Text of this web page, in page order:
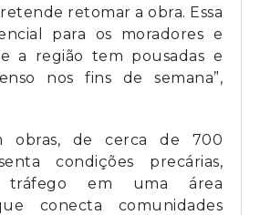
retomar a obra. Essa
para os moradores e
a região tem pousadas e
nos fins de semana”,
obras, de cerca de 700
condições precárias,
em uma área
conecta comunidades